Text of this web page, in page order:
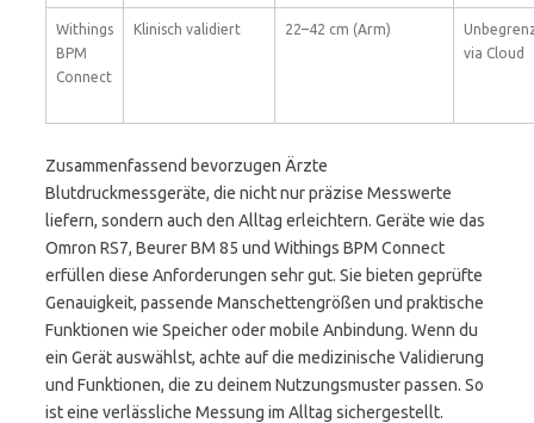
Withings
BPM
Connect
Klinisch validiert 22–42 cm (Arm)
via Cloud
Zusammenfassend bevorzugen Ärzte
Blutdruckmessgeräte, die nicht nur präzise Messwerte
liefern, sondern auch den Alltag erleichtern. Geräte wie das
Omron RS7, Beurer BM 85 und Withings BPM Connect
erfüllen diese Anforderungen sehr gut. Sie bieten geprüfte
Genauigkeit, passende Manschettengrößen und praktische
Funktionen wie Speicher oder mobile Anbindung. Wenn du
ein Gerät auswählst, achte auf die medizinische Validierung
und Funktionen, die zu deinem Nutzungsmuster passen. So
ist eine verlässliche Messung im Alltag sichergestellt.